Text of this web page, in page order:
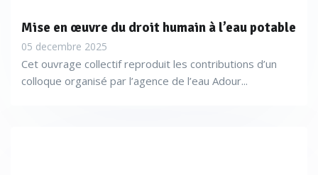
Mise en œuvre du droit humain à l’eau potable
05 decembre 2025
Cet ouvrage collectif reproduit les contributions d’un
colloque organisé par l’agence de l’eau Adour...